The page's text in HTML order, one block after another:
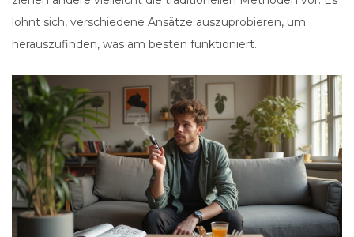
lohnt sich, verschiedene Ansätze auszuprobieren, um
herauszufinden, was am besten funktioniert.